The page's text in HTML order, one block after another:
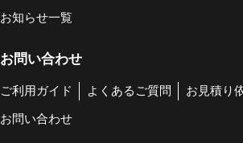
お知らせ一覧
お問い合わせ
ご利用ガイド よくあるご質問 お見積り
お問い合わせ